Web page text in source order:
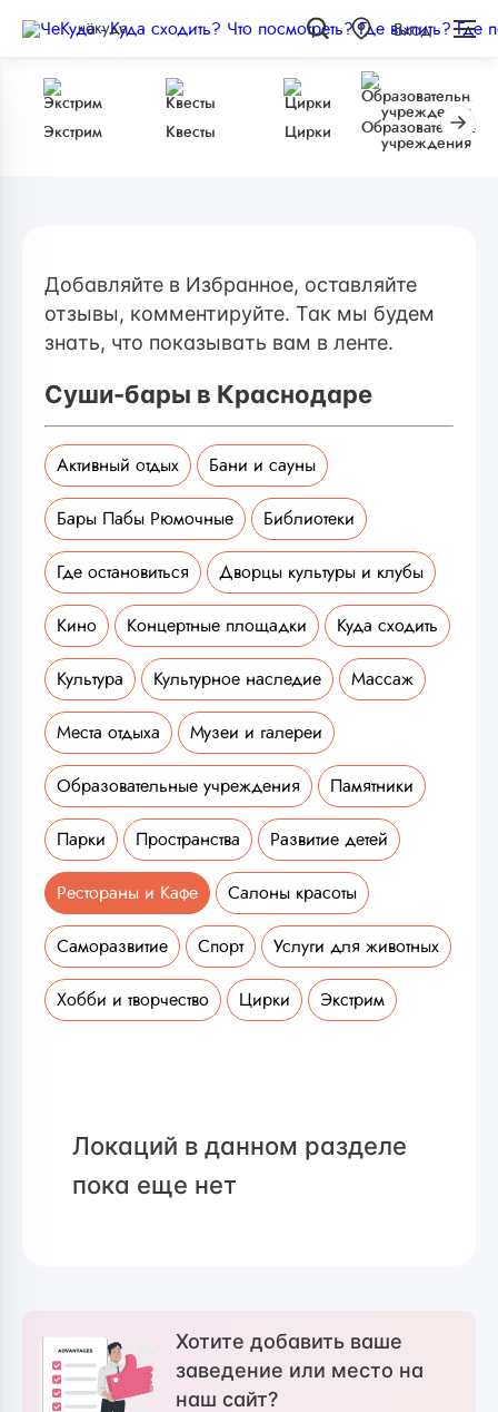
чёкуда Вход
Экстрим Квесты Цирки
Образовательные
учреждения
Добавляйте в Избранное, оставляйте
отзывы, комментируйте. Так мы будем
знать, что показывать вам в ленте.
Суши-бары в Краснодаре
Активный отдых Бани и сауны
Бары Пабы Рюмочные Библиотеки
Где остановиться Дворцы культуры и клубы
Кино Концертные площадки Куда сходить
Культура Культурное наследие Массаж
Места отдыха Музеи и галереи
Образовательные учреждения Памятники
Парки Пространства Развитие детей
Рестораны и Кафе Салоны красоты
Саморазвитие Спорт Услуги для животных
Хобби и творчество Цирки Экстрим
Локаций в данном разделе
пока еще нет
Хотите добавить ваше
заведение или место на
наш сайт?